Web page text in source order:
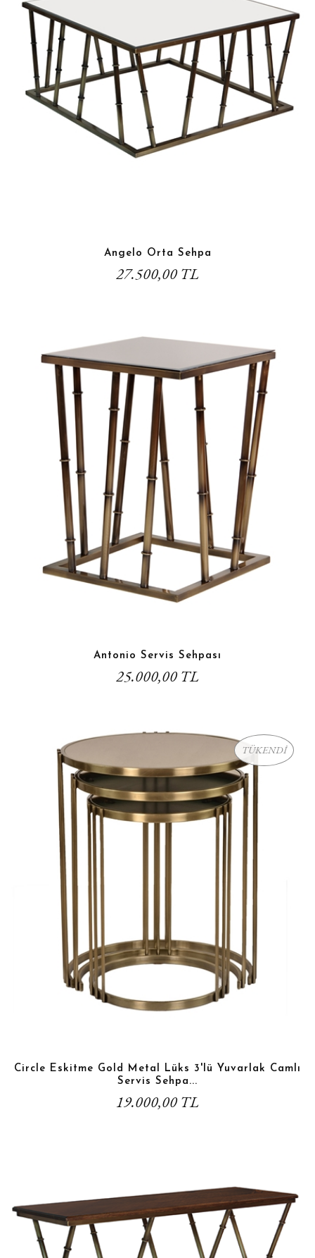
Angelo Orta Sehpa
27.500,00 TL
Antonio Servis Sehpası
25.000,00 TL
TÜKENDİ
Circle Eskitme Gold Metal Lüks 3'lü Yuvarlak Camlı
Servis Sehpa...
19.000,00 TL